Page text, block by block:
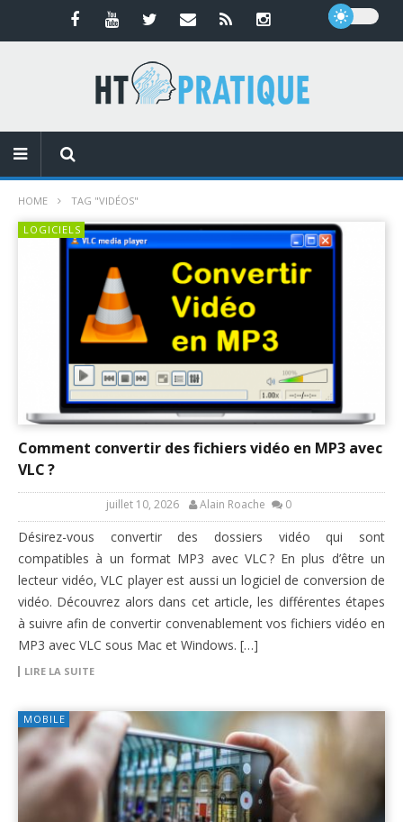
HOME TAG "VIDÉOS"
LOGICIELS
Comment convertir des fichiers vidéo en MP3 avec
VLC ?
juillet 10, 2026 Alain Roache 0
Désirez-vous convertir des dossiers vidéo qui sont
compatibles à un format MP3 avec VLC ? En plus d’être un
lecteur vidéo, VLC player est aussi un logiciel de conversion de
vidéo. Découvrez alors dans cet article, les différentes étapes
à suivre afin de convertir convenablement vos fichiers vidéo en
MP3 avec VLC sous Mac et Windows. […]
LIRE LA SUITE
MOBILE